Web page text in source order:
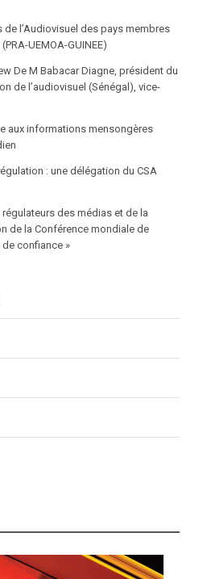
l’Audiovisuel des pays membres
UEMOA-GUINEE)
De M Babacar Diagne, président du
de l’audiovisuel (Sénégal), vice-
aux informations mensongères
: une délégation du CSA
des médias et de la
de la Conférence mondiale de
de confiance »